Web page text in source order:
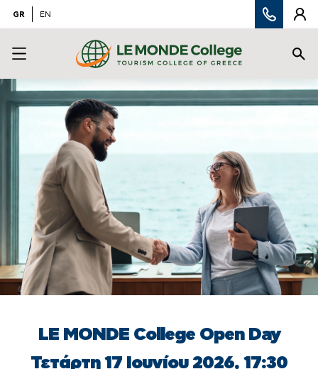
GR EN
LE MONDE College Open Day
Τετάρτη 17 Ιουνίου 2026, 17:30